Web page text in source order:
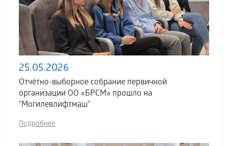
25.05.2026
Отчётно-выборное собрание первичной
организации ОО «БРСМ» прошло на
"Могилевлифтмаш"
Подробнее